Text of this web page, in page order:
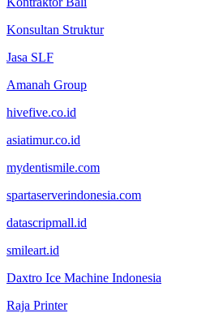
Konsultan Struktur
Jasa SLF
Amanah Group
hivefive.co.id
asiatimur.co.id
mydentismile.com
spartaserverindonesia.com
datascripmall.id
smileart.id
Daxtro Ice Machine Indonesia
Raja Printer